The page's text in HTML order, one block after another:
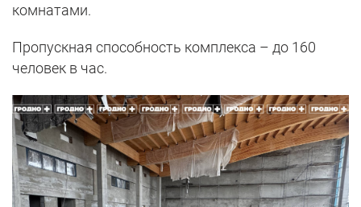
комнатами.
Пропускная способность комплекса – до 160
человек в час.